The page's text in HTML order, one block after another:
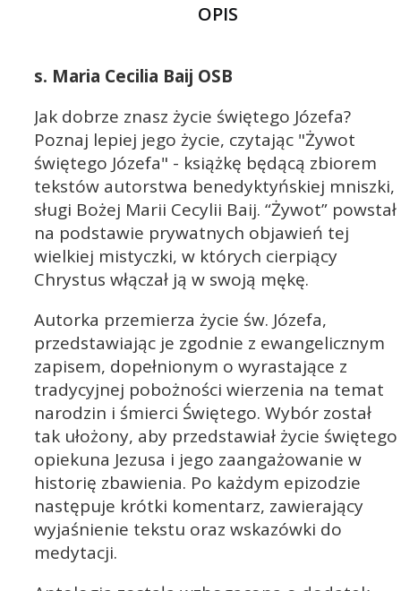
OPIS
s. Maria Cecilia Baij OSB
Jak dobrze znasz życie świętego Józefa?
Poznaj lepiej jego życie, czytając "Żywot
świętego Józefa" - książkę będącą zbiorem
tekstów autorstwa benedyktyńskiej mniszki,
sługi Bożej Marii Cecylii Baij. “Żywot” powstał
na podstawie prywatnych objawień tej
wielkiej mistyczki, w których cierpiący
Chrystus włączał ją w swoją mękę.
Autorka przemierza życie św. Józefa,
przedstawiając je zgodnie z ewangelicznym
zapisem, dopełnionym o wyrastające z
tradycyjnej pobożności wierzenia na temat
narodzin i śmierci Świętego. Wybór został
tak ułożony, aby przedstawiał życie świętego
opiekuna Jezusa i jego zaangażowanie w
historię zbawienia. Po każdym epizodzie
następuje krótki komentarz, zawierający
wyjaśnienie tekstu oraz wskazówki do
medytacji.